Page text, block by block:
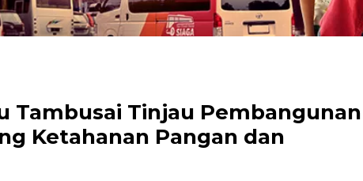
Tambusai Tinjau Pembangunan
Ketahanan Pangan dan